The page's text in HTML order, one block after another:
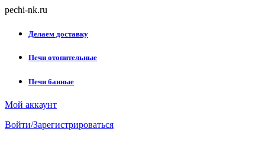
Skip
content
pechi-nk.ru
Делаем доставку
Печи отопительные
Печи банные
Мой аккаунт
Войти/Зарегистрироваться